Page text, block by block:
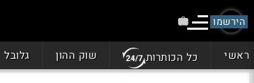
הירשמו
ראשי כל הכותרות שוק ההון גלובל